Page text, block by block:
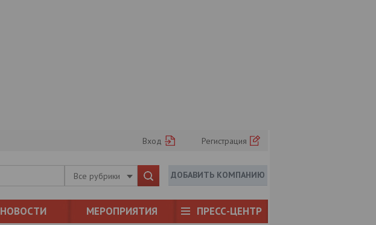
Вход Регистрация
Все рубрики ДОБАВИТЬ КОМПАНИЮ
НОВОСТИ МЕРОПРИЯТИЯ ПРЕСС-ЦЕНТР